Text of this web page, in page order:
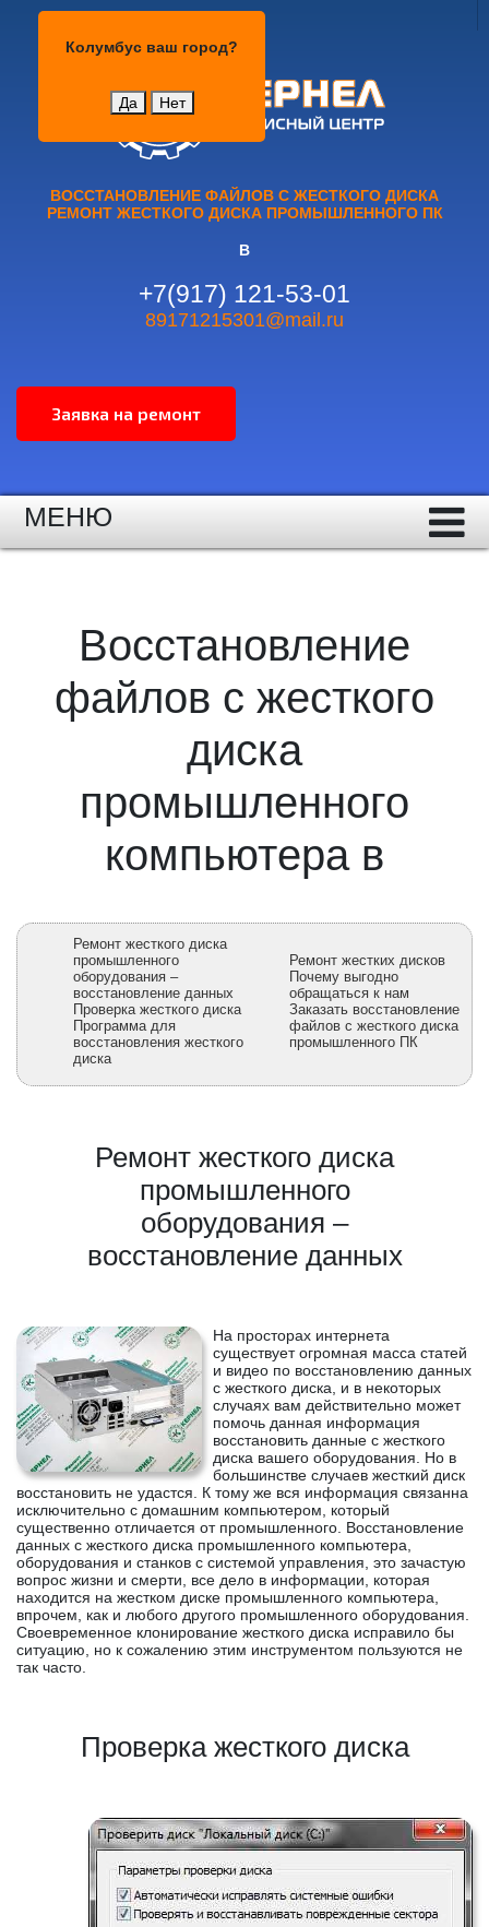
Колумбус ваш город?
Да Нет
ВОССТАНОВЛЕНИЕ ФАЙЛОВ С ЖЕСТКОГО ДИСКА
РЕМОНТ ЖЕСТКОГО ДИСКА ПРОМЫШЛЕННОГО ПК
В
+7(917) 121-53-01
89171215301@mail.ru
МЕНЮ
Восстановление
файлов с жесткого
диска
промышленного
компьютера в
Ремонт жесткого диска
промышленного
оборудования –
восстановление данных
Проверка жесткого диска
Программа для
восстановления жесткого
диска
Ремонт жестких дисков
Почему выгодно
обращаться к нам
Заказать восстановление
файлов с жесткого диска
промышленного ПК
Ремонт жесткого диска
промышленного
оборудования –
восстановление данных
На просторах интернета
существует огромная масса статей
и видео по восстановлению данных
с жесткого диска, и в некоторых
случаях вам действительно может
помочь данная информация
восстановить данные с жесткого
диска вашего оборудования. Но в
большинстве случаев жесткий диск
восстановить не удастся. К тому же вся информация связанна
исключительно с домашним компьютером, который
существенно отличается от промышленного. Восстановление
данных с жесткого диска промышленного компьютера,
оборудования и станков с системой управления, это зачастую
вопрос жизни и смерти, все дело в информации, которая
находится на жестком диске промышленного компьютера,
впрочем, как и любого другого промышленного оборудования.
Своевременное клонирование жесткого диска исправило бы
ситуацию, но к сожалению этим инструментом пользуются не
так часто.
Проверка жесткого диска